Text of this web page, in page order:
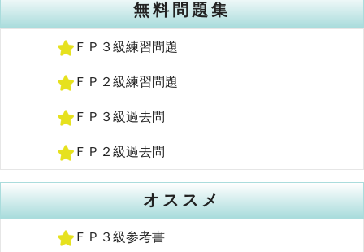
無料問題集
ＦＰ３級練習問題
ＦＰ２級練習問題
ＦＰ３級過去問
ＦＰ２級過去問
オススメ
ＦＰ３級参考書